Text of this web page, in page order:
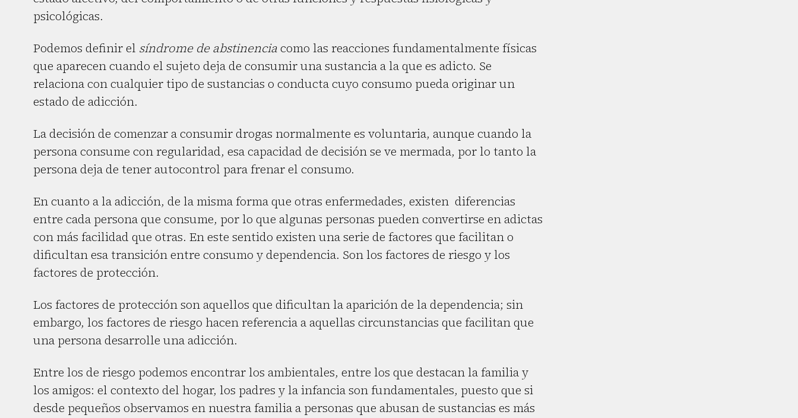
psicológicas.
Podemos definir el síndrome de abstinenciacomo las reacciones fundamentalmente físicas
que aparecen cuando el sujeto deja de consumir una sustancia a la que es adicto. Se
relaciona con cualquier tipo de sustancias o conducta cuyo consumo pueda originar un
estado de adicción.
La decisión de comenzar a consumir drogas normalmente es voluntaria, aunque cuando la
persona consume con regularidad, esa capacidad de decisión se ve mermada, por lo tanto la
persona deja de tener autocontrol para frenar el consumo.
En cuanto a la adicción, de la misma forma que otras enfermedades, existen diferencias
entre cada persona que consume, por lo que algunas personas pueden convertirse en adictas
con más facilidad que otras. En este sentido existen una serie de factores que facilitan o
dificultan esa transición entre consumo y dependencia. Son los factores de riesgo y los
factores de protección.
Los factores de protección son aquellos que dificultan la aparición de la dependencia; sin
embargo, los factores de riesgo hacen referencia a aquellas circunstancias que facilitan que
una persona desarrolle una adicción.
Entre los de riesgo podemos encontrar los ambientales, entre los que destacan la familia y
los amigos: el contexto del hogar, los padres y la infancia son fundamentales, puesto que si
desde pequeños observamos en nuestra familia a personas que abusan de sustancias es más